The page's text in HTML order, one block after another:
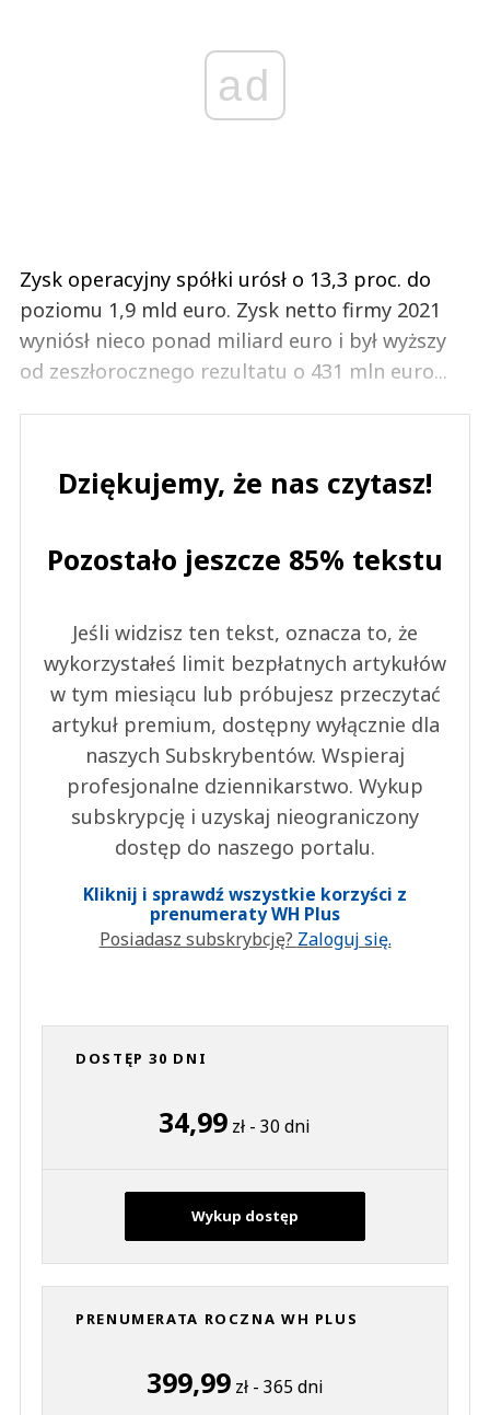
ad
Zysk operacyjny spółki urósł o 13,3 proc. do
poziomu 1,9 mld euro. Zysk netto firmy 2021
wyniósł nieco ponad miliard euro i był wyższy
od zeszłorocznego rezultatu o 431 mln euro...
Dziękujemy, że nas czytasz!
Pozostało jeszcze 85% tekstu
Jeśli widzisz ten tekst, oznacza to, że
wykorzystałeś limit bezpłatnych artykułów
w tym miesiącu lub próbujesz przeczytać
artykuł premium, dostępny wyłącznie dla
naszych Subskrybentów. Wspieraj
profesjonalne dziennikarstwo. Wykup
subskrypcję i uzyskaj nieograniczony
dostęp do naszego portalu.
Kliknij i sprawdź wszystkie korzyści z
prenumeraty WH Plus
Posiadasz subskrybcję? Zaloguj się.
DOSTĘP 30 DNI
34,99 zł - 30 dni
Wykup dostęp
PRENUMERATA ROCZNA WH PLUS
399,99zł - 365 dni